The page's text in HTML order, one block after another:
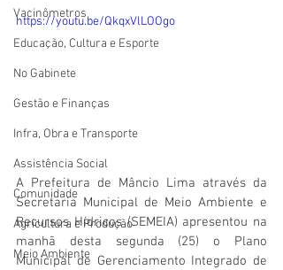
Vacinômetros
Educação, Cultura e Esporte
No Gabinete
Gestão e Finanças
Infra, Obra e Transporte
Assistência Social
Comunidade
Agricultura e Produção
Meio Ambiente
https://youtu.be/QkqxVlLOOgo
A Prefeitura de Mâncio Lima através da
Secretaria Municipal de Meio Ambiente e
Recursos Hídricos (SEMEIA) apresentou na
manhã desta segunda (25) o Plano
Municipal de Gerenciamento Integrado de